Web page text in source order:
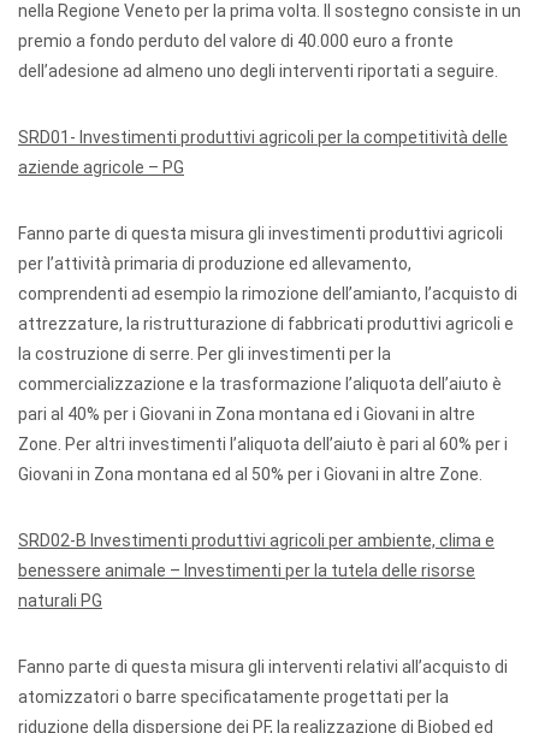
nella Regione Veneto per la prima volta. Il sostegno consiste in un
premio a fondo perduto del valore di 40.000 euro a fronte
dell’adesione ad almeno uno degli interventi riportati a seguire.
SRD01- Investimenti produttivi agricoli per la competitività delle
aziende agricole – PG
Fanno parte di questa misura gli investimenti produttivi agricoli
per l’attività primaria di produzione ed allevamento,
comprendenti ad esempio la rimozione dell’amianto, l’acquisto di
attrezzature, la ristrutturazione di fabbricati produttivi agricoli e
la costruzione di serre. Per gli investimenti per la
commercializzazione e la trasformazione l’aliquota dell’aiuto è
pari al 40% per i Giovani in Zona montana ed i Giovani in altre
Zone. Per altri investimenti l’aliquota dell’aiuto è pari al 60% per i
Giovani in Zona montana ed al 50% per i Giovani in altre Zone.
SRD02-B Investimenti produttivi agricoli per ambiente, clima e
benessere animale – Investimenti per la tutela delle risorse
naturali PG
Fanno parte di questa misura gli interventi relativi all’acquisto di
atomizzatori o barre specificatamente progettati per la
riduzione della dispersione dei PF, la realizzazione di Biobed ed